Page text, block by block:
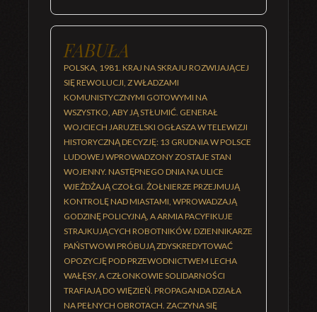
FABUŁA
POLSKA, 1981. KRAJ NA SKRAJU ROZWIJAJĄCEJ
SIĘ REWOLUCJI, Z WŁADZAMI
KOMUNISTYCZNYMI GOTOWYMI NA
WSZYSTKO, ABY JĄ STŁUMIĆ. GENERAŁ
WOJCIECH JARUZELSKI OGŁASZA W TELEWIZJI
HISTORYCZNĄ DECYZJĘ: 13 GRUDNIA W POLSCE
LUDOWEJ WPROWADZONY ZOSTAJE STAN
WOJENNY. NASTĘPNEGO DNIA NA ULICE
WJEŻDŻAJĄ CZOŁGI. ŻOŁNIERZE PRZEJMUJĄ
KONTROLĘ NAD MIASTAMI, WPROWADZAJĄ
GODZINĘ POLICYJNĄ, A ARMIA PACYFIKUJE
STRAJKUJĄCYCH ROBOTNIKÓW. DZIENNIKARZE
PAŃSTWOWI PRÓBUJĄ ZDYSKREDYTOWAĆ
OPOZYCJĘ POD PRZEWODNICTWEM LECHA
WAŁĘSY, A CZŁONKOWIE SOLIDARNOŚCI
TRAFIAJĄ DO WIĘZIEŃ. PROPAGANDA DZIAŁA
NA PEŁNYCH OBROTACH. ZACZYNA SIĘ